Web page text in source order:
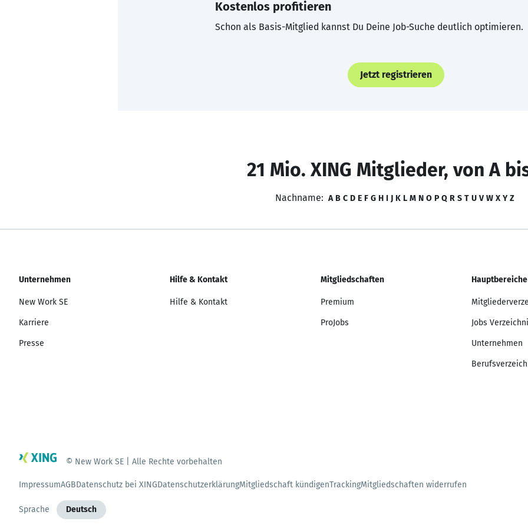
Kostenlos profitieren
Schon als Basis-Mitglied kannst Du Deine Job-Suche deutlich optimieren.
Jetzt registrieren
21 Mio. XING Mitglieder, von A
Nachname: A B C D E F G H I J K L M N O P Q R S T U V W X Y Z
Unternehmen
New Work SE
Karriere
Presse
Hilfe & Kontakt
Hilfe & Kontakt
Mitgliedschaften
Premium
ProJobs
Hauptbereiche
Jobs
Unternehmen
© New Work SE | Alle Rechte vorbehalten
ImpressumAGBDatenschutz bei XINGDatenschutzerklärungMitgliedschaft kündigenTrackingMitgliedschaften widerrufen
Sprache Deutsch